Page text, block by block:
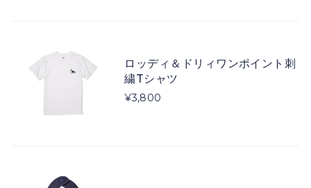
ロッディ＆ドリィワンポイント刺
繍Tシャツ
¥3,800